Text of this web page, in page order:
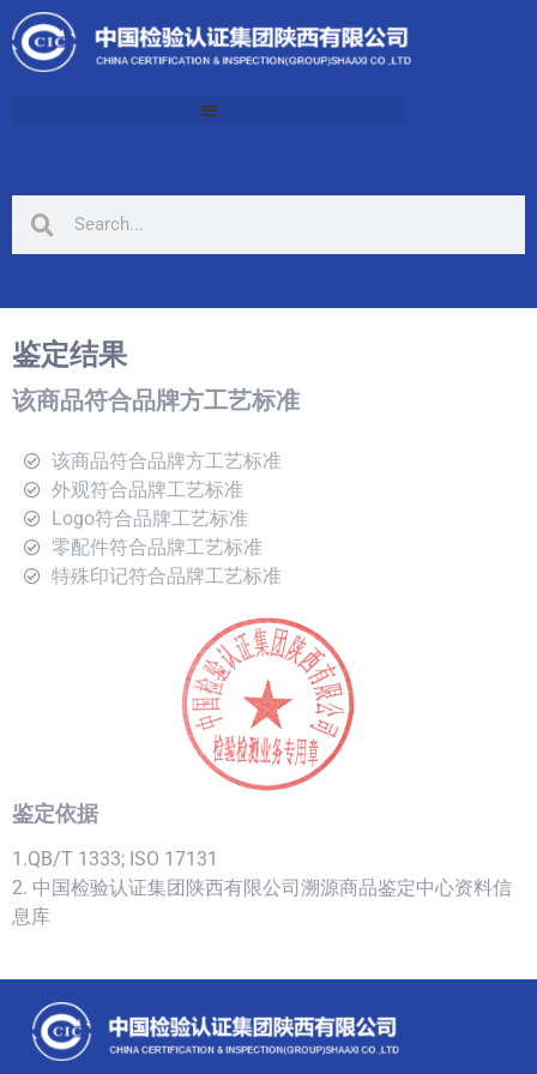
鉴定结果
该商品符合品牌方工艺标准
该商品符合品牌方工艺标准
外观符合品牌工艺标准
Logo符合品牌工艺标准
零配件符合品牌工艺标准
特殊印记符合品牌工艺标准
鉴定依据
1.QB/T 1333; ISO 17131
2. 中国检验认证集团陕西有限公司溯源商品鉴定中心资料信
息库